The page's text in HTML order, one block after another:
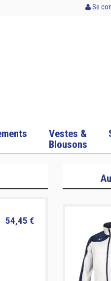
Se
Vestes &
Blousons
54,45 €